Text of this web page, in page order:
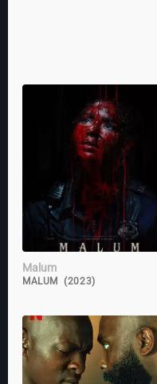
Malum
MALUM (2023)